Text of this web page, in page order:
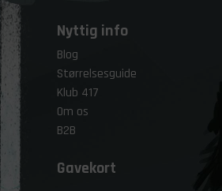
Nyttig info
Blog
Størrelsesguide
Klub 417
Om os
B2B
Gavekort